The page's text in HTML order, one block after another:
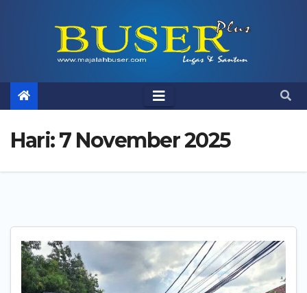
Hari:7 November 2025